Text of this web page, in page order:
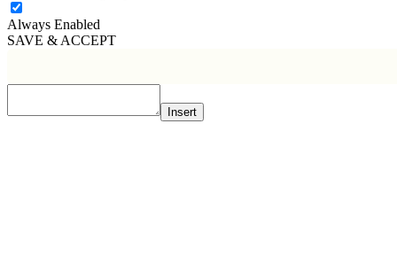
Always Enabled
SAVE & ACCEPT
Insert